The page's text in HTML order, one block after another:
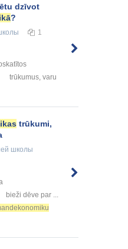
dzīvot
?
1
trūkumus, varu
trūkumi,
школы
bieži dēve par ...